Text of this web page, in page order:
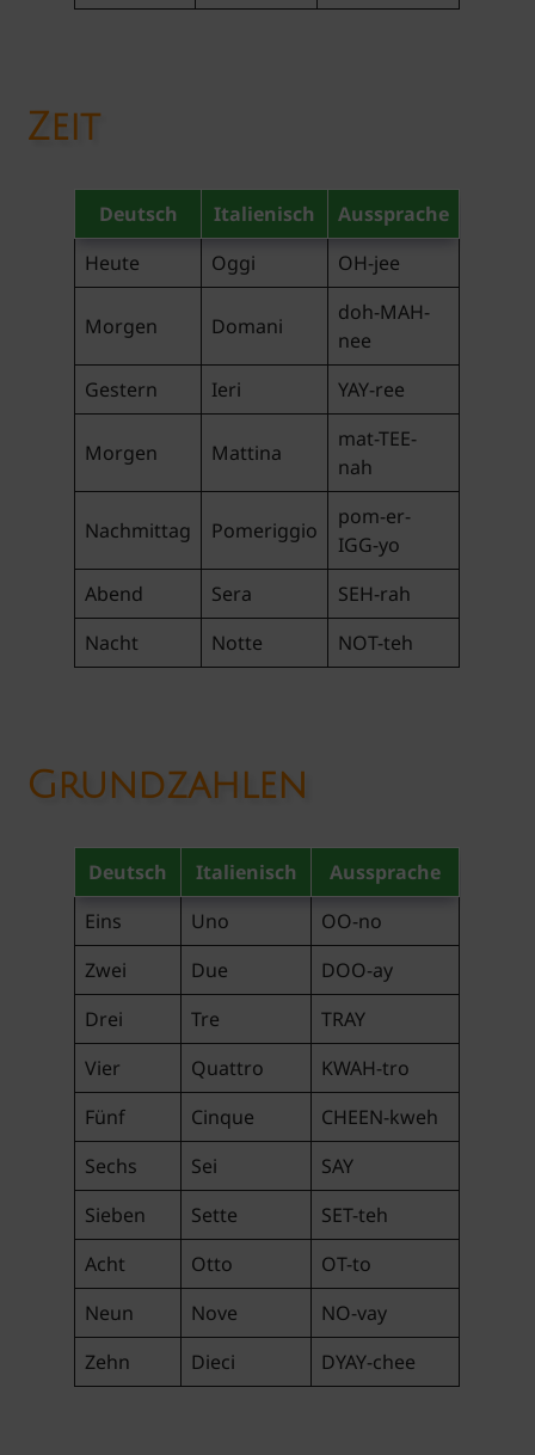
Zeit
Deutsch Italienisch
Aussprache
Heute
Oggi OH-jee
Morgen Domani
doh-MAH-
nee
Gestern
Ieri YAY-ree
Morgen Mattina
mat-TEE-
nah
Nachmittag Pomeriggio
pom-er-
IGG-yo
Abend
Sera
SEH-rah
Nacht
Notte NOT-teh
Grundzahlen
Deutsch Italienisch
Aussprache
Eins
Uno
OO-no
Zwei
Due
DOO-ay
Drei
Tre
TRAY
Vier
Quattro
KWAH-tro
Fünf
Cinque
CHEEN-kweh
Sechs
Sei
SAY
Sieben
Sette
SET-teh
Acht
Otto
OT-to
Neun
Nove
NO-vay
Zehn
Dieci DYAY-chee